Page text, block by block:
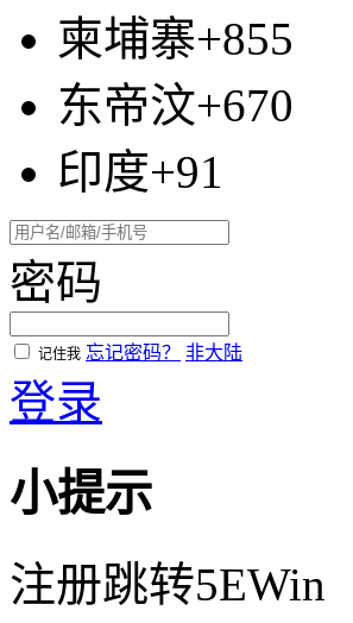
柬埔寨+855
东帝汶+670
印度+91
密码
记住我 忘记密码？ 非大陆
登录
小提示
注册跳转5EWin